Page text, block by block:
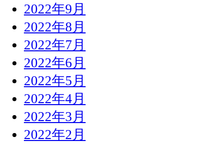
2022年9月
2022年8月
2022年7月
2022年6月
2022年5月
2022年4月
2022年3月
2022年2月